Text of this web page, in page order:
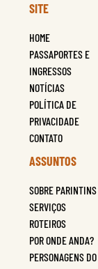
SITE
HOME
PASSAPORTES E
INGRESSOS
NOTÍCIAS
POLÍTICA DE
PRIVACIDADE
CONTATO
ASSUNTOS
SOBRE PARINTINS
SERVIÇOS
ROTEIROS
POR ONDE ANDA?
PERSONAGENS DO